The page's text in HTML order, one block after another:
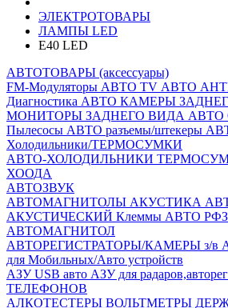
ЭЛЕКТРОТОВАРЫ
ЛАМПЫ LED
E40 LED
АВТОТОВАРЫ (аксессуары)
FM-Модуляторы АВТО TV АВТО
Диагностика АВТО КАМЕРЫ
МОНИТОРЫ ЗАДНЕГО ВИДА АВТО
Пылесосы АВТО разъемы/штекеры
Холодильники/ТЕРМОСУМКИ
АВТО-ХОЛОДИЛЬНИКИ
ХООДА
АВТОЗВУК
АВТОМАГНИТОЛЫ АКУСТИКА
АКУСТИЧЕСКИЙ Клеммы АВТО
АВТОМАГНИТОЛ
АВТОРЕГИСТРАТОРЫ/КАМЕРЫ з/в
для Мобильных/Авто устройств
АЗУ USB авто АЗУ для
ТЕЛЕФОНОВ
АЛКОТЕСТЕРЫ ВОЛЬТМЕТРЫ